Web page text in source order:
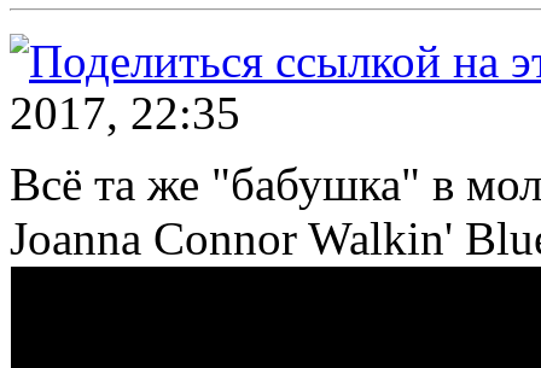
2017, 22:35
Всё та же "бабушка" в
Joanna Connor Walkin'